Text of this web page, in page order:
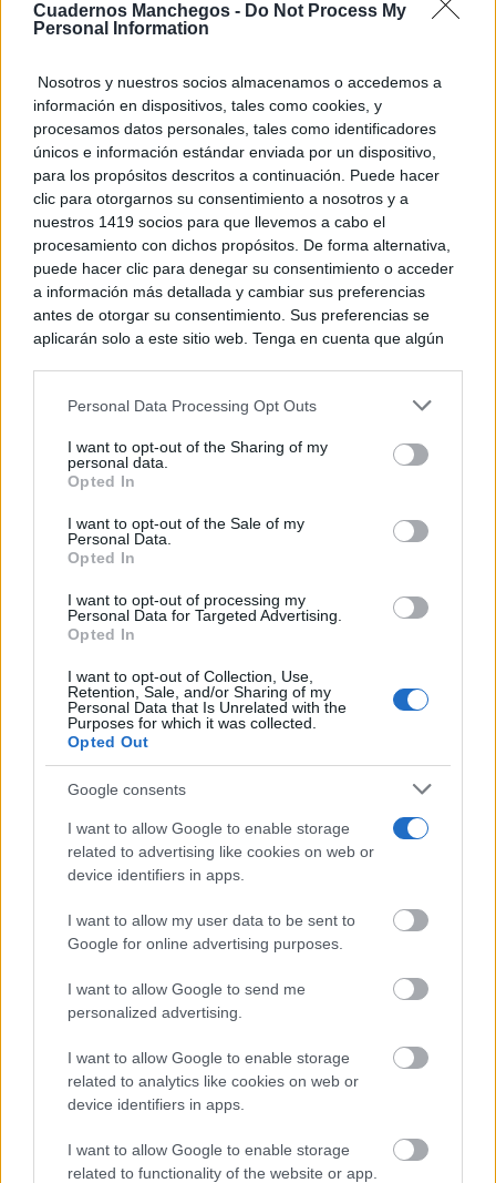
Cuadernos Manchegos - Do Not Process My
Personal Information
Nosotros y nuestros socios almacenamos o accedemos a
información en dispositivos, tales como cookies, y
procesamos datos personales, tales como identificadores
únicos e información estándar enviada por un dispositivo,
para los propósitos descritos a continuación. Puede hacer
clic para otorgarnos su consentimiento a nosotros y a
nuestros 1419 socios para que llevemos a cabo el
procesamiento con dichos propósitos. De forma alternativa,
puede hacer clic para denegar su consentimiento o acceder
a información más detallada y cambiar sus preferencias
antes de otorgar su consentimiento. Sus preferencias se
aplicarán solo a este sitio web. Tenga en cuenta que algún
rechazar tal procesamiento. Puede cambiar sus preferencias
a este sitio y haciendo clic en el botón "Privacidad" en la
parte inferior de la página web.
Please note that this website/app uses one or more Google
services and may gather and store information including but
not limited to your visit or usage behaviour. You may click to
use your data for below specified purposes in below Google
consent section.
Personal Data Processing Opt Outs
I want to opt-out of the Sharing of my
personal data.
Opted In
I want to opt-out of the Sale of my
Personal Data.
Opted In
I want to opt-out of processing my
Personal Data for Targeted Advertising.
Opted In
I want to opt-out of Collection, Use,
Retention, Sale, and/or Sharing of my
Personal Data that Is Unrelated with the
Purposes for which it was collected.
Opted Out
Google consents
I want to allow Google to enable storage
related to advertising like cookies on web or
device identifiers in apps.
I want to allow my user data to be sent to
Google for online advertising purposes.
I want to allow Google to send me
personalized advertising.
I want to allow Google to enable storage
related to analytics like cookies on web or
device identifiers in apps.
I want to allow Google to enable storage
related to functionality of the website or app.